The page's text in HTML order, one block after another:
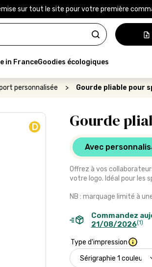
sur tout le site pour votre première
in FranceGoodies écologiques
personnalisée > Gourde pliable pour
D Gourde
Avec
Offrez à vos
votre logo. Idéal pour les
NB : marquage limité à
Commandez
21/08/2026(1)
Type d'impression